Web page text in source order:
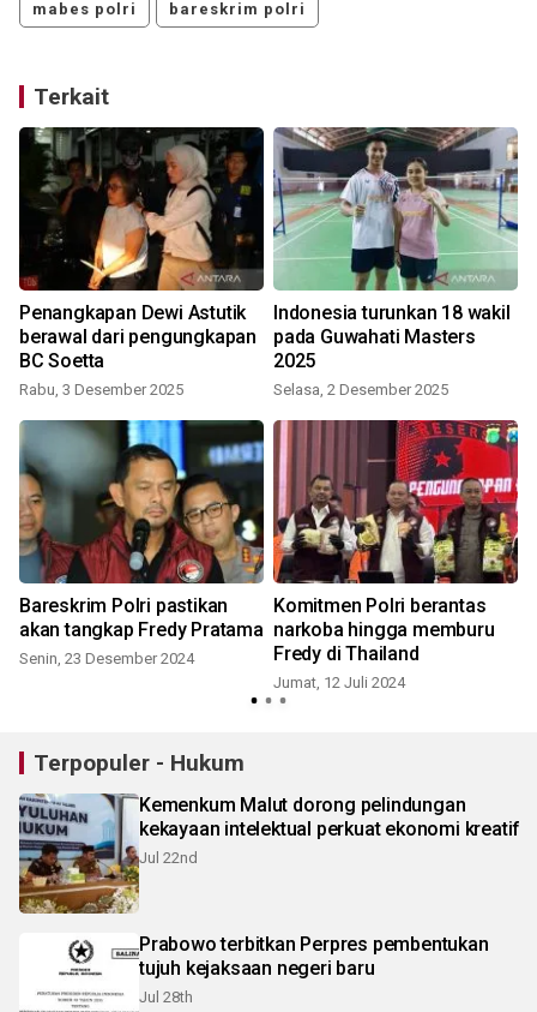
mabes polri bareskrim polri
Terkait
Penangkapan Dewi Astutik
berawal dari pengungkapan
BC Soetta
Rabu, 3 Desember 2025
Indonesia turunkan 18 wakil
pada Guwahati Masters
2025
Selasa, 2 Desember 2025
Bareskrim Polri pastikan
akan tangkap Fredy Pratama
Senin, 23 Desember 2024
Komitmen Polri berantas
narkoba hingga memburu
Fredy di Thailand
Jumat, 12 Juli 2024
Terpopuler - Hukum
Kemenkum Malut dorong pelindungan
kekayaan intelektual perkuat ekonomi kreatif
Jul 22nd
Prabowo terbitkan Perpres pembentukan
tujuh kejaksaan negeri baru
Jul 28th